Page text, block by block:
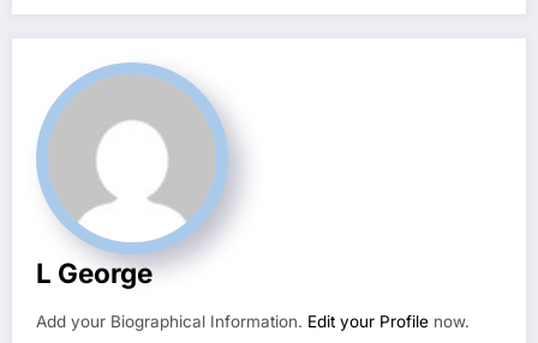
L George
Add your Biographical Information. Edit your Profile now.